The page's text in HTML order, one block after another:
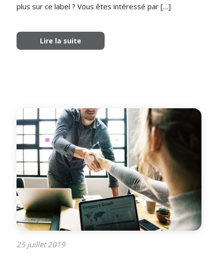
plus sur ce label ? Vous êtes intéressé par […]
Lire la suite
25 juillet 2019